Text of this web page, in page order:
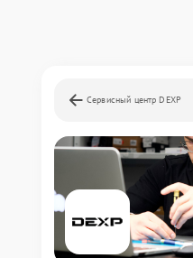
Сервисный центр DEXP